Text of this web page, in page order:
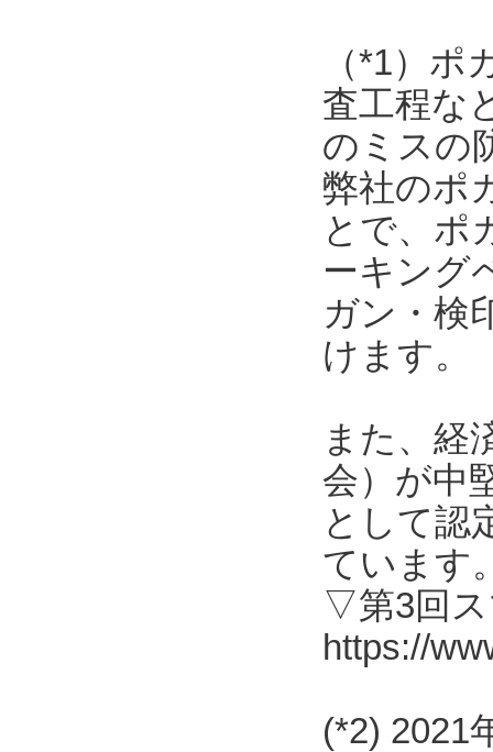
（*1）
査工程な
のミスの
弊社のポ
とで、ポ
ーキング
ガン・検
けます。
また、経
会）が中
として認
ています
▽第3回ス
https://
(*2) 2021